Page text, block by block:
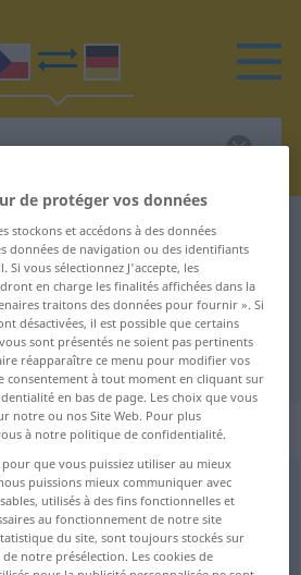
Allemand imunizace
Allemand de
traduction Allemand
: feminin
toutes les traductions
cliquez sur/touchez la traduction)
de protéger vos données
stockons et accédons à des données
données de navigation ou des identifiants
vous sélectionnez J'accepte, les
en charge les finalités affichées dans la
traitons des données pour fournir ». Si
désactivées, il est possible que certains
sont présentés ne soient pas pertinents
réapparaître ce menu pour modifier vos
à tout moment en cliquant sur
en bas de page. Les choix que vous
notre ou nos Site Web. Pour plus
à notre politique de confidentialité.
que vous puissiez utiliser au mieux
puissions mieux communiquer avec
utilisés à des fins fonctionnelles et
au fonctionnement de notre site
du site, sont toujours stockés sur
notre présélection. Les cookies de